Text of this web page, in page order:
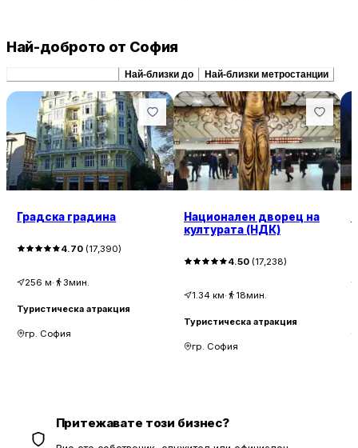
Най-доброто от София
Най-близки до Най-близки метростанции
Градска градина
4.70 (17,390)
256 м· 3мин.
Туристическа атракция
гр. София
Национален дворец на
културата (НДК)
4.50 (17,238)
1.34 км· 18мин.
Туристическа атракция
гр. София
Притежавате този бизнес?